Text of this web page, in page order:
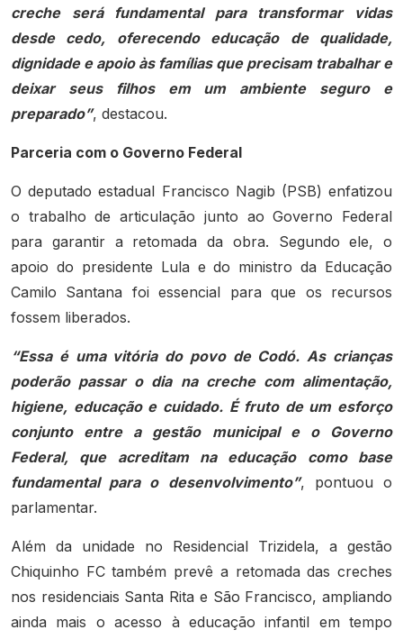
creche será fundamental para transformar vidas
desde cedo, oferecendo educação de qualidade,
dignidade e apoio às famílias que precisam trabalhar e
deixar seus filhos em um ambiente seguro e
preparado”, destacou.
Parceria com o Governo Federal
O deputado estadual Francisco Nagib (PSB) enfatizou
o trabalho de articulação junto ao Governo Federal
para garantir a retomada da obra. Segundo ele, o
apoio do presidente Lula e do ministro da Educação
Camilo Santana foi essencial para que os recursos
fossem liberados.
“Essa é uma vitória do povo de Codó. As crianças
poderão passar o dia na creche com alimentação,
higiene, educação e cuidado. É fruto de um esforço
conjunto entre a gestão municipal e o Governo
Federal, que acreditam na educação como base
fundamental para o desenvolvimento”, pontuou o
parlamentar.
Além da unidade no Residencial Trizidela, a gestão
Chiquinho FC também prevê a retomada das creches
nos residenciais Santa Rita e São Francisco, ampliando
ainda mais o acesso à educação infantil em tempo